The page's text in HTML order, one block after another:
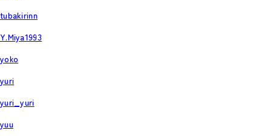
tubakirinn
Y.Miya1993
yoko
yuri
yuri_yuri
yuu